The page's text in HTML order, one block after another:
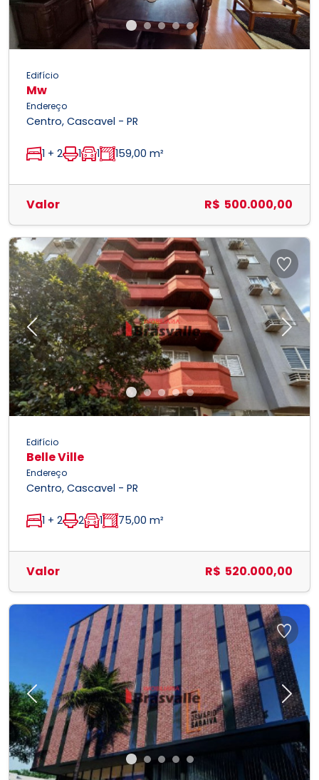
Edifício
Mw
Endereço
Centro, Cascavel - PR
1 + 2 1 1 159,00 m²
Valor R$ 500.000,00
Previous Next
Edifício
Belle Ville
Endereço
Centro, Cascavel - PR
1 + 2 2 1 75,00 m²
Valor R$ 520.000,00
Previous Next